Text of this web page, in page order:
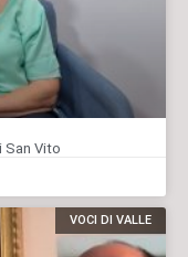
San Vito
VOCI DI VALLE